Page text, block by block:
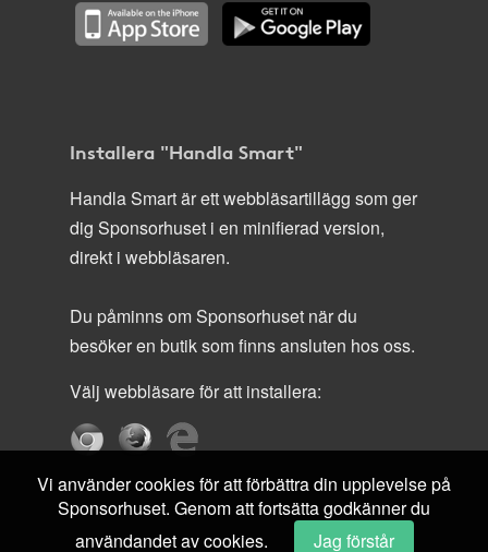
Installera "Handla Smart"
Handla Smart är ett webbläsartillägg som ger
dig Sponsorhuset i en minifierad version,
direkt i webbläsaren.
Du påminns om Sponsorhuset när du
besöker en butik som finns ansluten hos oss.
Välj webbläsare för att installera:
Vi använder cookies för att förbättra din upplevelse på
Sponsorhuset. Genom att fortsätta godkänner du
användandet av cookies.
Jag förstår